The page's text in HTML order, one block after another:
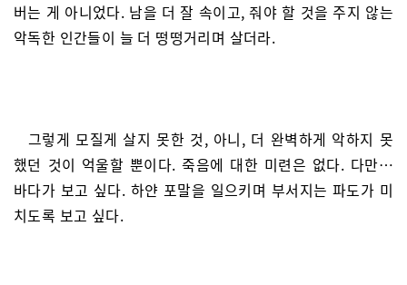
버는 게 아니었다. 남을 더 잘 속이고, 줘야 할 것을 주지 않는
악독한 인간들이 늘 더 떵떵거리며 살더라.
그렇게 모질게 살지 못한 것, 아니, 더 완벽하게 악하지 못
했던 것이 억울할 뿐이다. 죽음에 대한 미련은 없다. 다만…
바다가 보고 싶다. 하얀 포말을 일으키며 부서지는 파도가 미
치도록 보고 싶다.